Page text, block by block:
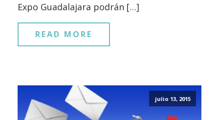
Expo Guadalajara podrán […]
READ MORE
julio 13, 2015